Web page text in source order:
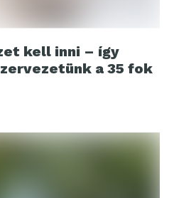
kell inni – így
a 35 fok